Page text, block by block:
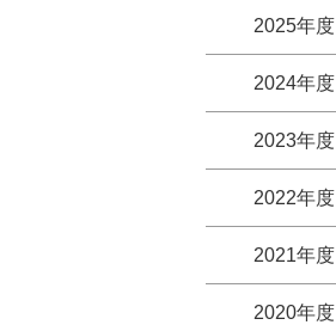
2025年度
2024年度
2023年度
2022年度
2021年度
2020年度